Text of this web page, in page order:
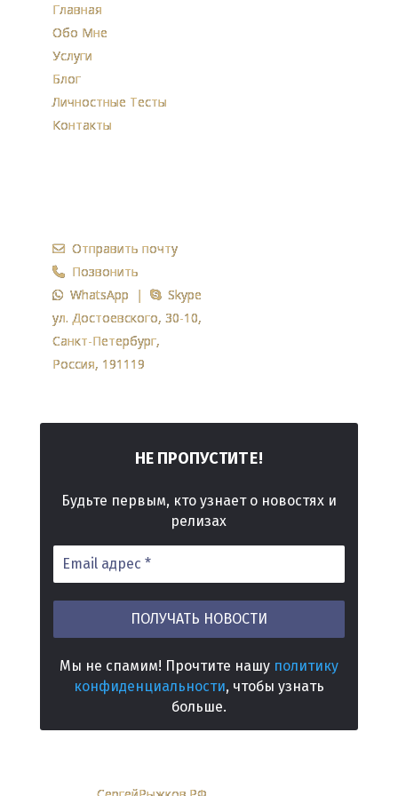
Главная
Обо Мне
Услуги
Блог
Личностные Тесты
Контакты
Отправить почту
Позвонить
WhatsApp |
Skype
ул. Достоевского, 30-10,
Санкт-Петербург,
Россия, 191119
НЕ ПРОПУСТИТЕ!
Будьте первым, кто узнает о новостях и
релизах
Мы не спамим! Прочтите нашу политику
конфиденциальности, чтобы узнать
больше.